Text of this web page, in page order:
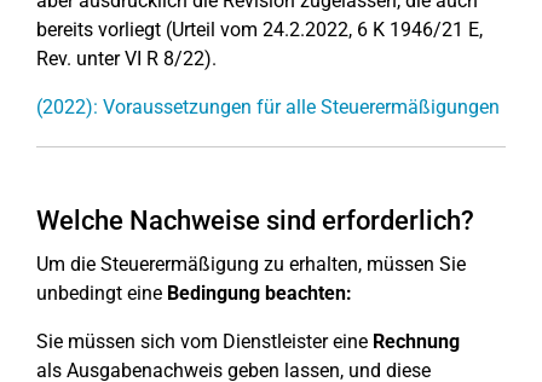
bereits vorliegt (Urteil vom 24.2.2022, 6 K 1946/21 E,
Rev. unter VI R 8/22).
(2022): Voraussetzungen für alle Steuerermäßigungen
Welche Nachweise sind erforderlich?
Um die Steuerermäßigung zu erhalten, müssen Sie
unbedingt eine Bedingung beachten:
Sie müssen sich vom Dienstleister eine Rechnung
als Ausgabenachweis geben lassen, und diese